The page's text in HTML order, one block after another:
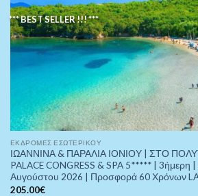
*** BEST SELLER !!! ***
ΕΚΔΡΟΜΈΣ ΕΣΩΤΕΡΙΚΟΎ
ΙΩΑΝΝΙΝΑ & ΠΑΡΑΛΙΑ ΙΟΝΙΟΥ | ΣΤΟ
PALACE CONGRESS & SPA 5***** |
Αυγούστου 2026 | Προσφορά 60 Χρόνων LA
205.00€